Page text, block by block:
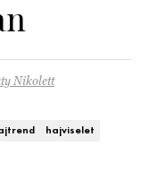
Nikolett
hajviselet